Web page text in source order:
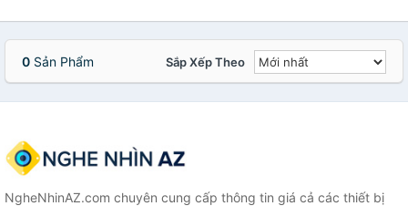
0 Sản Phẩm Sắp Xếp Theo
NgheNhinAZ.com chuyên cung cấp thông tin giá cả các thiết bị